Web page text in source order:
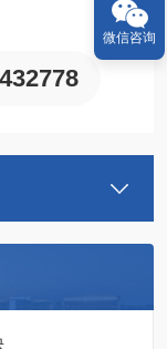
微信咨询